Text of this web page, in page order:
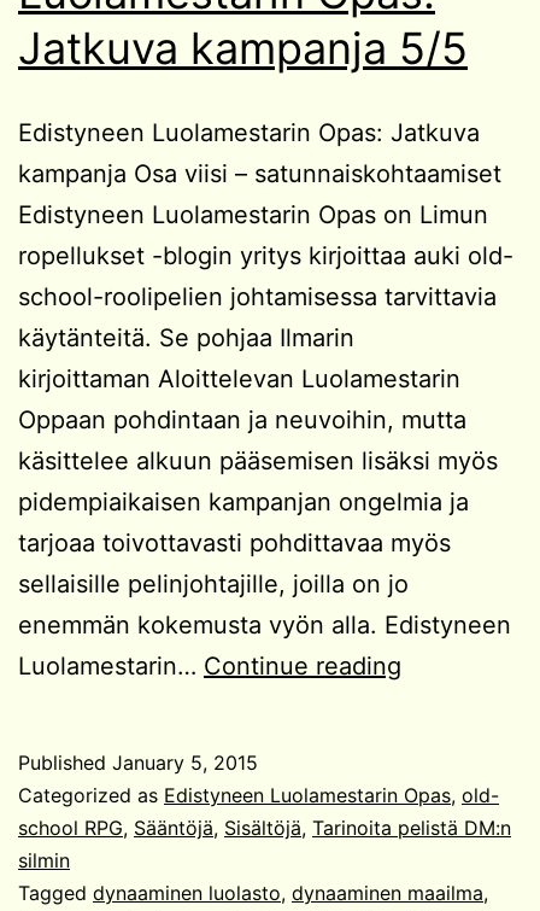
Jatkuva kampanja 5/5
Edistyneen Luolamestarin Opas: Jatkuva
kampanja Osa viisi – satunnaiskohtaamiset
Edistyneen Luolamestarin Opas on Limun
ropellukset -blogin yritys kirjoittaa auki old-
school-roolipelien johtamisessa tarvittavia
käytänteitä. Se pohjaa Ilmarin
kirjoittaman Aloittelevan Luolamestarin
Oppaan pohdintaan ja neuvoihin, mutta
käsittelee alkuun pääsemisen lisäksi myös
pidempiaikaisen kampanjan ongelmia ja
tarjoaa toivottavasti pohdittavaa myös
sellaisille pelinjohtajille, joilla on jo
enemmän kokemusta vyön alla. Edistyneen
Luolamestarin… Continue reading
Jatkuva
kampanja
Published January 5, 2015
Categorized as Edistyneen Luolamestarin Opas, old-
school RPG, Sääntöjä, Sisältöjä, Tarinoita pelistä DM:n
silmin
Tagged dynaaminen luolasto, dynaaminen maailma,